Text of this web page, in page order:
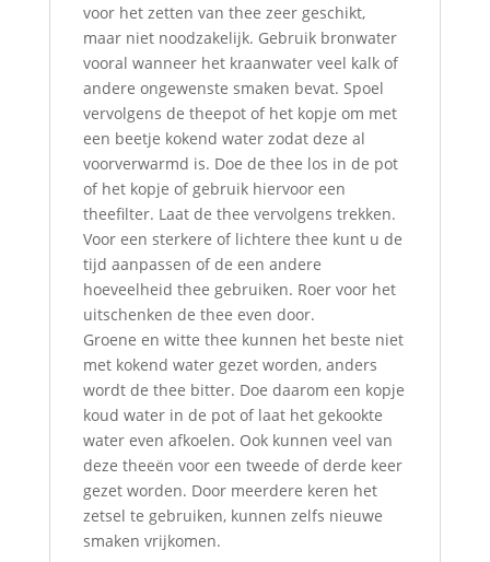
voor het zetten van thee zeer geschikt,
maar niet noodzakelijk. Gebruik bronwater
vooral wanneer het kraanwater veel kalk of
andere ongewenste smaken bevat. Spoel
vervolgens de theepot of het kopje om met
een beetje kokend water zodat deze al
voorverwarmd is. Doe de thee los in de pot
of het kopje of gebruik hiervoor een
theefilter. Laat de thee vervolgens trekken.
Voor een sterkere of lichtere thee kunt u de
tijd aanpassen of de een andere
hoeveelheid thee gebruiken. Roer voor het
uitschenken de thee even door.
Groene en witte thee kunnen het beste niet
met kokend water gezet worden, anders
wordt de thee bitter. Doe daarom een kopje
koud water in de pot of laat het gekookte
water even afkoelen. Ook kunnen veel van
deze theeën voor een tweede of derde keer
gezet worden. Door meerdere keren het
zetsel te gebruiken, kunnen zelfs nieuwe
smaken vrijkomen.